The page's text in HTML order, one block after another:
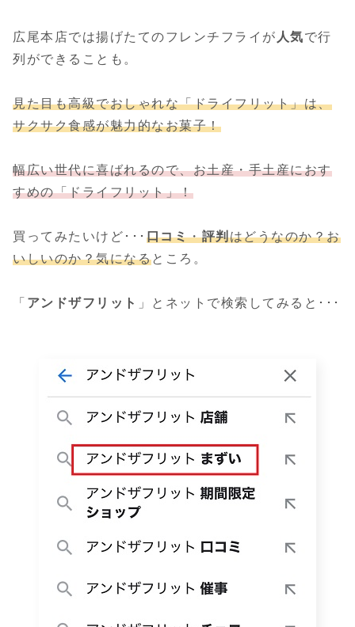
広尾本店では揚げたてのフレンチフライが 人気で行
列ができることも。
見た目も高級でおしゃれな「ドライフリット」は、
サクサク食感が魅力的なお菓子！
幅広い世代に喜ばれるので、お土産・手土産におす
すめの「ドライフリット」！
買ってみたいけど･･･ 口コミ・評判はどうなのか？お
いしいのか？気になるところ。
「 アンドザフリット 」とネットで検索してみると･･･